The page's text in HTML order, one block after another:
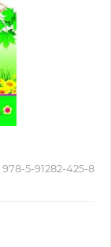
978-5-91282-425-8